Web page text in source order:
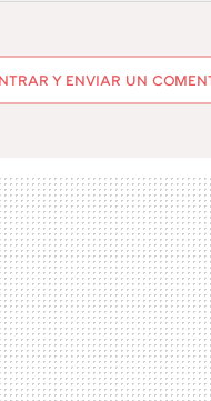
Y ENVIAR UN